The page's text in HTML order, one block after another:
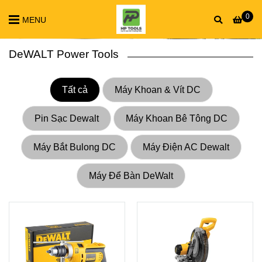
0
MENU
DeWALT Power Tools
Tất cả Máy Khoan & Vít DC
Pin Sạc Dewalt Máy Khoan Bê Tông DC
Máy Bắt Bulong DC Máy Điện AC Dewalt
Máy Để Bàn DeWalt